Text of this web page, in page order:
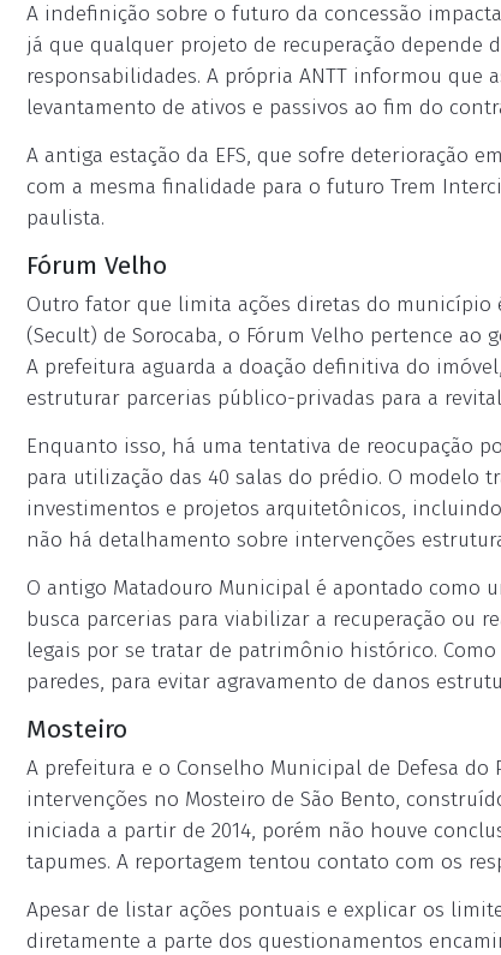
A indefinição sobre o futuro da concessão
já que qualquer projeto de recuperação depende
responsabilidades. A própria ANTT informou que
levantamento de ativos e passivos ao fim do
A antiga estação da EFS, que sofre deterioração
com a mesma finalidade para o futuro Trem
paulista.
Fórum Velho
Outro fator que limita ações diretas do município
(Secult) de Sorocaba, o Fórum Velho pertence
A prefeitura aguarda a doação definitiva do
estruturar parcerias público-privadas para a
Enquanto isso, há uma tentativa de reocupação
para utilização das 40 salas do prédio. O modelo
investimentos e projetos arquitetônicos,
não há detalhamento sobre intervenções
O antigo Matadouro Municipal é apontado como
busca parcerias para viabilizar a recuperação ou
legais por se tratar de patrimônio histórico.
paredes, para evitar agravamento de danos
Mosteiro
A prefeitura e o Conselho Municipal de Defesa
intervenções no Mosteiro de São Bento,
iniciada a partir de 2014, porém não houve
tapumes. A reportagem tentou contato com os
Apesar de listar ações pontuais e explicar os
diretamente a parte dos questionamentos